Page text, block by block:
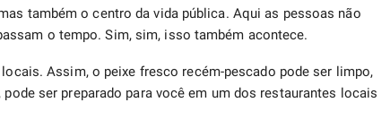
também o centro da vida pública. Aqui as pessoas não
o tempo. Sim, sim, isso também acontece.
Assim, o peixe fresco recém-pescado pode ser limpo,
ser preparado para você em um dos restaurantes locais